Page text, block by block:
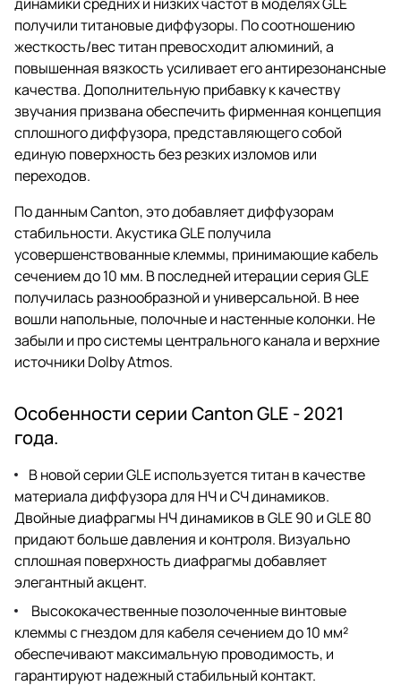
получили титановые диффузоры. По соотношению
жесткость/вес титан превосходит алюминий, а
повышенная вязкость усиливает его антирезонансные
качества. Дополнительную прибавку к качеству
звучания призвана обеспечить фирменная концепция
сплошного диффузора, представляющего собой
единую поверхность без резких изломов или
переходов.
По данным Canton, это добавляет диффузорам
стабильности. Акустика GLE получила
усовершенствованные клеммы, принимающие кабель
сечением до 10 мм. В последней итерации серия GLE
получилась разнообразной и универсальной. В нее
вошли напольные, полочные и настенные колонки. Не
забыли и про системы центрального канала и верхние
источники Dolby Atmos.
Особенности серии Canton GLE - 2021
года.
В новой серии GLE используется титан в качестве
материала диффузора для НЧ и СЧ динамиков.
Двойные диафрагмы НЧ динамиков в GLE 90 и GLE 80
придают больше давления и контроля. Визуально
сплошная поверхность диафрагмы добавляет
элегантный акцент.
Высококачественные позолоченные винтовые
клеммы с гнездом для кабеля сечением до 10 мм²
обеспечивают максимальную проводимость, и
гарантируют надежный стабильный контакт.